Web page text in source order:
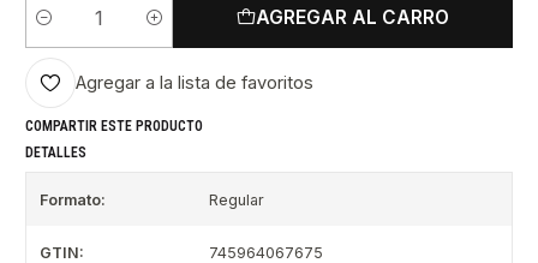
Cantidad
AGREGAR AL CARRO
Agregar a la lista de favoritos
COMPARTIR ESTE PRODUCTO
DETALLES
Formato: Regular
GTIN: 745964067675